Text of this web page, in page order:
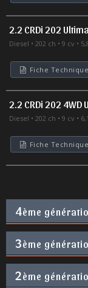
2.2 CRDi 202
Diesel 202 ch 9 cv
Fiche Technique
2.2 CRDi 202 4WD
Diesel 202 ch 9 cv
Fiche Technique
4ème
3ème
2ème